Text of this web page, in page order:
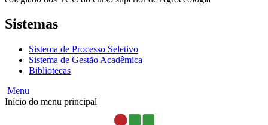
Sistemas
Sistema de Processo Seletivo
Sistema de Gestão Acadêmica
Bibliotecas
Menu
Início do menu principal